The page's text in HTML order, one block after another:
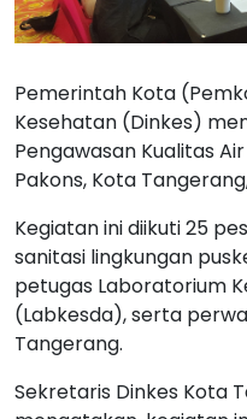
Pemerintah Kota
Kesehatan (Dinkes)
Pengawasan Kualitas
Pakons, Kota
Kegiatan ini diikuti 25
sanitasi lingkungan
petugas Laboratorium
(Labkesda), serta
Tangerang.
Sekretaris Dinkes Kota